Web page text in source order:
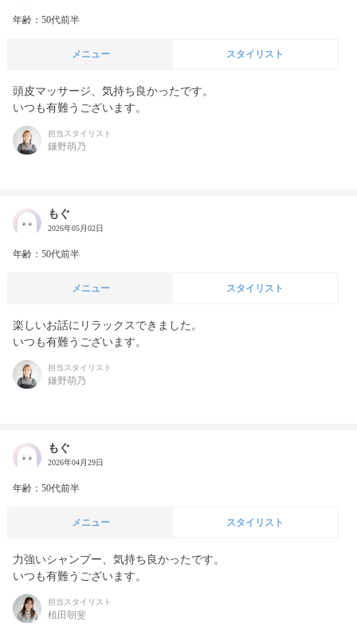
年齢：50代前半
メニュー スタイリスト
頭皮マッサージ、気持ち良かったです。
いつも有難うございます。
担当スタイリスト
鎌野萌乃
もぐ
2026年05月02日
年齢：50代前半
メニュー スタイリスト
楽しいお話にリラックスできました。
いつも有難うございます。
担当スタイリスト
鎌野萌乃
もぐ
2026年04月29日
年齢：50代前半
メニュー スタイリスト
力強いシャンプー、気持ち良かったです。
いつも有難うございます。
担当スタイリスト
植田朝斐